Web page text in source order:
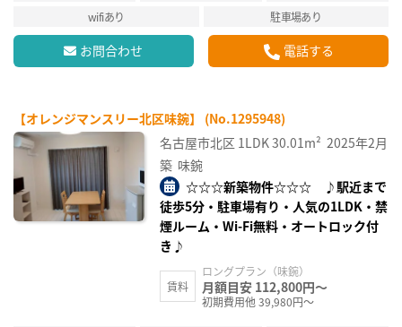
wifiあり
駐車場あり
お問合わせ 電話する
【オレンジマンスリー北区味鋺】 (No.1295948)
名古屋市北区 1LDK30.01m² 2025年2月
築 味鋺
☆☆☆新築物件☆☆☆ ♪駅近まで
徒歩5分・駐車場有り・人気の1LDK・禁
煙ルーム・Wi-Fi無料・オートロック付
き♪
賃料
ロングプラン（味鋺）
月額目安 112,800円～
初期費用他 39,980円～